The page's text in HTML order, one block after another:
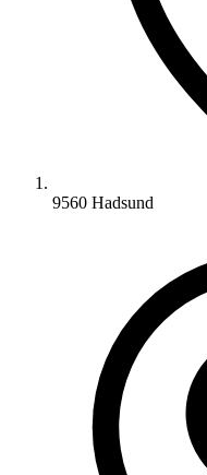
9560 Hadsund